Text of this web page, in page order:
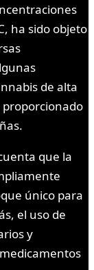
ha sido objeto
de alta
proporcionado
que la
único para
el uso de
y